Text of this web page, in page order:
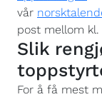
vår
post mellom kl.
Slik
For å få mest